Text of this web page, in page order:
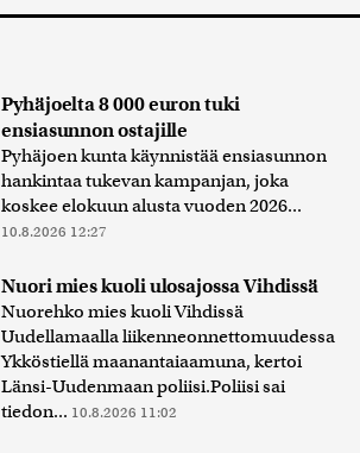
Pyhäjoelta 8 000 euron tuki
ensiasunnon ostajille
Pyhäjoen kunta käynnistää ensiasunnon
hankintaa tukevan kampanjan, joka
koskee elokuun alusta vuoden 2026...
10.8.2026 12:27
Nuori mies kuoli ulosajossa Vihdissä
Nuorehko mies kuoli Vihdissä
Uudellamaalla liikenneonnettomuudessa
Ykköstiellä maanantaiaamuna, kertoi
Länsi-Uudenmaan poliisi.Poliisi sai
tiedon... 10.8.2026 11:02